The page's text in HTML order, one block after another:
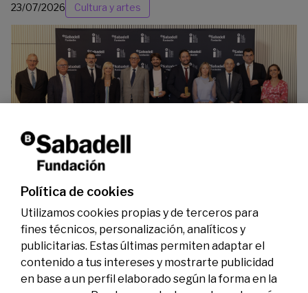
23/07/2026 Cultura y artes
La Fundación Banco Sabadell reconoce a dos
investigadores en los ámbitos de la edición del
genoma y la energía limpia
07/07/2026 Premios
Política de cookies
Utilizamos cookies propias y de terceros para
fines técnicos, personalización, analíticos y
publicitarias. Estas últimas permiten adaptar el
contenido a tus intereses y mostrarte publicidad
en base a un perfil elaborado según la forma en la